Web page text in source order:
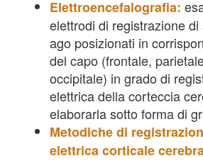
Elettroencefalografia:
elettrodi di registrazione
ago posizionati in
del capo (frontale,
occipitale) in grado di
elettrica della corteccia
elaborarla sotto forma di
Metodiche di
elettrica corticale